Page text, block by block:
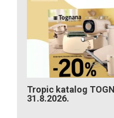
Tropic katalog
31.8.2026.